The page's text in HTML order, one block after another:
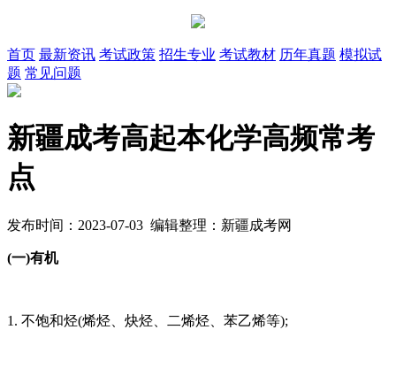
首页 最新资讯 考试政策 招生专业 考试教材 历年真题 模拟试
题 常见问题
新疆成考高起本化学高频常考
点
发布时间：2023-07-03 编辑整理：新疆成考网
(一)有机
1. 不饱和烃(烯烃、炔烃、二烯烃、苯乙烯等);